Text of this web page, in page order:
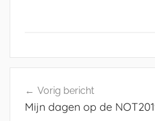
navigatie
Vorig bericht
Mijn dagen op de